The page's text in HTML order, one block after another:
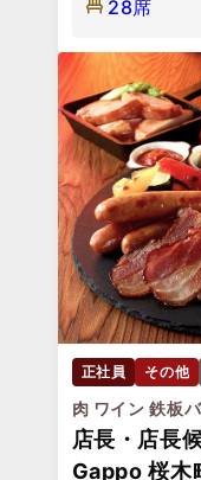
28席
正社員 その他
肉 ワイン 鉄板
店長・店長
Gappo 桜木